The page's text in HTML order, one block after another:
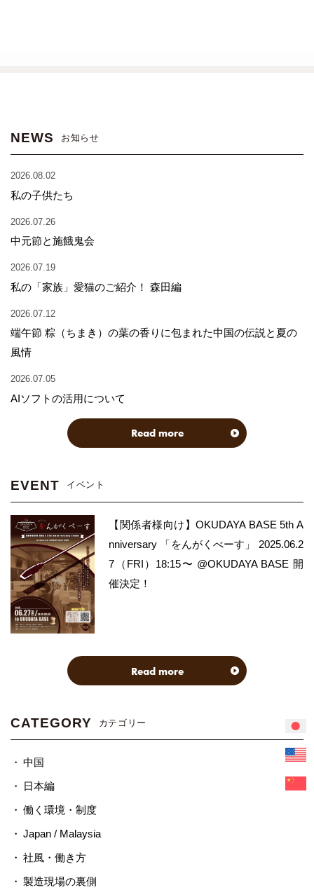
NEWS お知らせ
2026.08.02
私の子供たち
2026.07.26
中元節と施餓鬼会
2026.07.19
私の「家族」愛猫のご紹介！ 森田編
2026.07.12
端午節 粽（ちまき）の葉の香りに包まれた中国の伝説と夏の
風情
2026.07.05
AIソフトの活用について
Read more
EVENT イベント
【関係者様向け】OKUDAYA BASE 5th A
nniversary 「をんがくべーす」 2025.06.2
7（FRI）18:15〜 @OKUDAYA BASE 開
催決定！
Read more
CATEGORY カテゴリー
中国
日本編
働く環境・制度
Japan / Malaysia
社風・働き方
製造現場の裏側